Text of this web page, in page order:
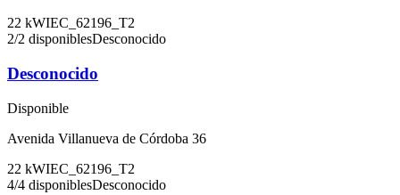
22 kWIEC_62196_T2
2/2 disponiblesDesconocido
Desconocido
Disponible
Avenida Villanueva de Córdoba 36
22 kWIEC_62196_T2
4/4 disponiblesDesconocido